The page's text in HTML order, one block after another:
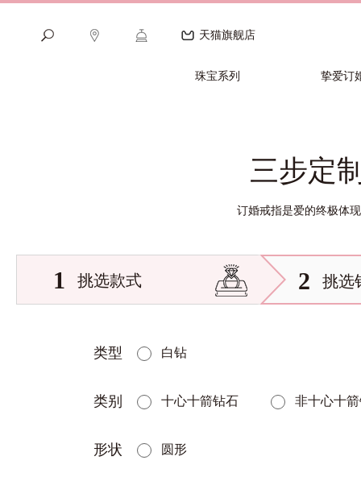
天猫旗舰店
珠宝系列 挚爱订
三步定
订婚戒指是爱的终极体
1 挑选款式 2 挑选
类型 白钻
类别 十心十箭钻石 非十心十
形状 圆形